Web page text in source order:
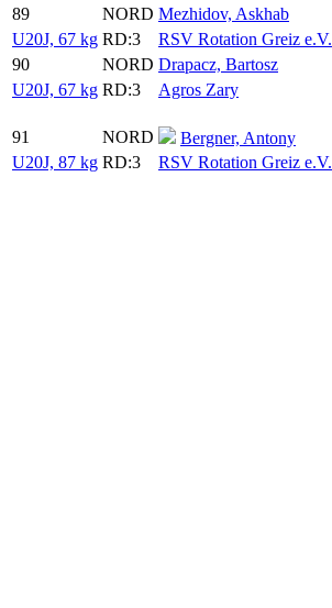
89 NORD Mezhidov, Askhab
U20J, 67 kg RD:3 RSV Rotation Greiz e.V.
90
NORD Drapacz, Bartosz
U20J, 67 kg RD:3 Agros Zary
91 NORD Bergner, Antony
U20J, 87 kg RD:3 RSV Rotation Greiz e.V.